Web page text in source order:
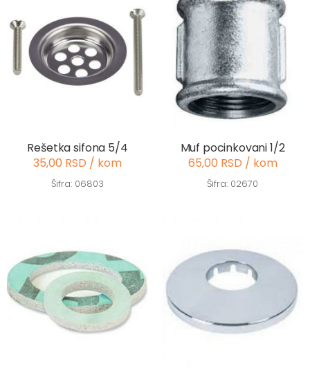
Rešetka sifona 5/4
35,00 RSD / kom
Šifra: 06803
Muf pocinkovani 1/2
65,00 RSD / kom
Šifra: 02670